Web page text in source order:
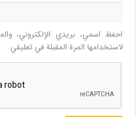
احفظ اسمي، بريدي الإلكتروني،
لاستخدامها المرة المقبلة في تعليقي.